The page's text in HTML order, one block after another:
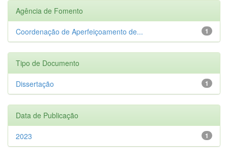
Agência de Fomento
1
Coordenação de Aperfeiçoamento de...
Tipo de Documento
1
Dissertação
Data de Publicação
1
2023